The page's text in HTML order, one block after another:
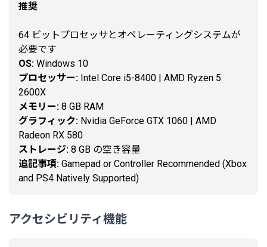
推奨
64 ビットプロセッサとオペレーティングシステムが
必要です
OS: Windows 10
プロセッサー: Intel Core i5-8400 | AMD Ryzen 5
2600X
メモリー: 8 GB RAM
グラフィック: Nvidia GeForce GTX 1060 | AMD
Radeon RX 580
ストレージ: 8 GB の空き容量
追記事項: Gamepad or Controller Recommended (Xbox
and PS4 Natively Supported)
アクセシビリティ機能